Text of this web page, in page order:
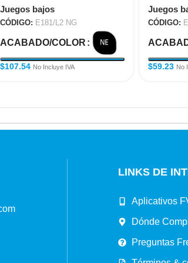
Juegos bajos
CÓDIGO: E181/L2 NG
ACABADO/COLOR
$107.54 No Incluye IVA
Juegos
CÓDIGO:
$59.23 No
LINKS DE
Aplicativos
Dónde
Preguntas